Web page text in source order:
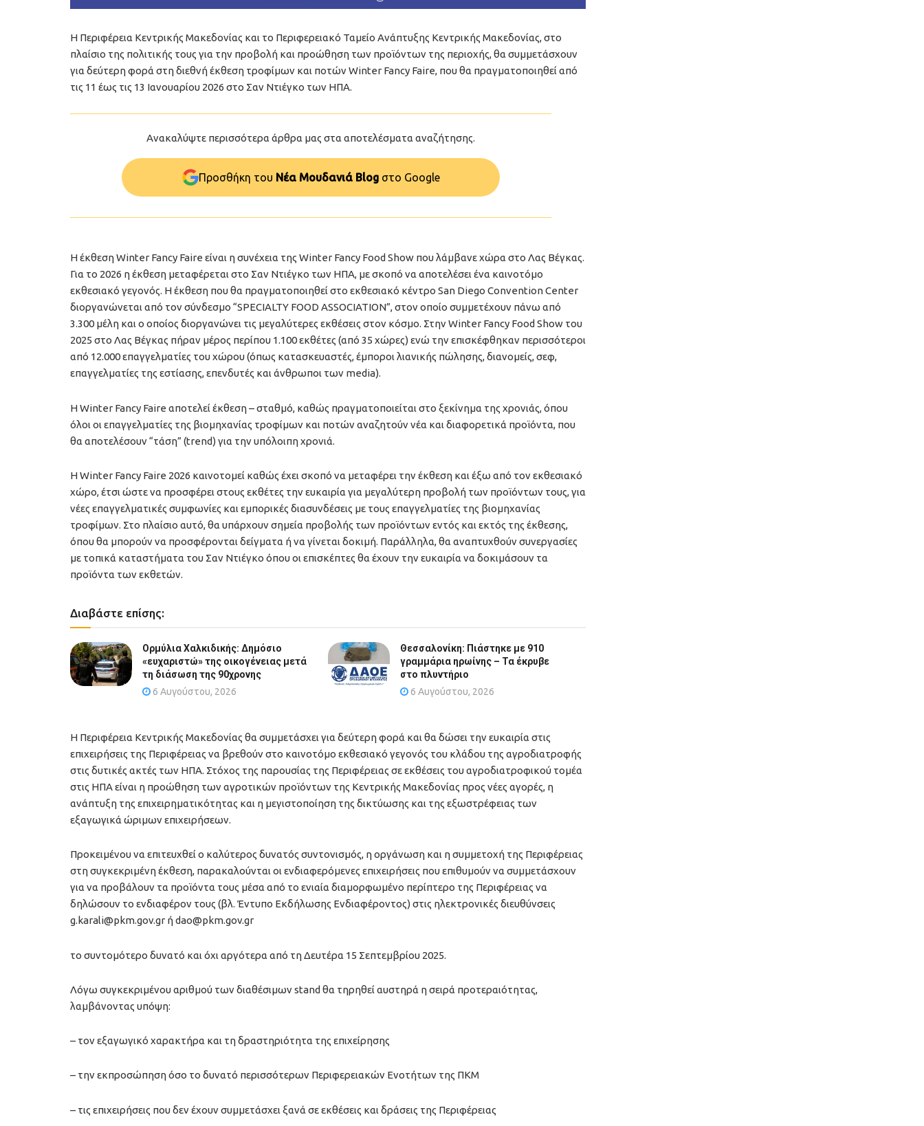
Η Περιφέρεια Κεντρικής Μακεδονίας και το Περιφερειακό Ταμείο Ανάπτυξης Κεντρικής Μακεδονίας, στο
πλαίσιο της πολιτικής τους για την προβολή και προώθηση των προϊόντων της περιοχής, θα συμμετάσχουν
για δεύτερη φορά στη διεθνή έκθεση τροφίμων και ποτών Winter Fancy Faire, που θα πραγματοποιηθεί από
τις 11 έως τις 13 Ιανουαρίου 2026 στο Σαν Ντιέγκο των ΗΠΑ.
Ανακαλύψτε περισσότερα άρθρα μας στα αποτελέσματα αναζήτησης.
Προσθήκη του Νέα Μουδανιά Blogστo Google
Η έκθεση Winter Fancy Faire είναι η συνέχεια της Winter Fancy Food Show που λάμβανε χώρα στο Λας Βέγκας.
Για το 2026 η έκθεση μεταφέρεται στο Σαν Ντιέγκο των ΗΠΑ, με σκοπό να αποτελέσει ένα καινοτόμο
εκθεσιακό γεγονός. Η έκθεση που θα πραγματοποιηθεί στο εκθεσιακό κέντρο San Diego Convention Center
διοργανώνεται από τον σύνδεσμο “SPECIALTY FOOD ASSOCIATION”, στον οποίο συμμετέχουν πάνω από
3.300 μέλη και ο οποίος διοργανώνει τις μεγαλύτερες εκθέσεις στον κόσμο. Στην Winter Fancy Food Show του
2025 στο Λας Βέγκας πήραν μέρος περίπου 1.100 εκθέτες (από 35 χώρες) ενώ την επισκέφθηκαν περισσότεροι
από 12.000 επαγγελματίες του χώρου (όπως κατασκευαστές, έμποροι λιανικής πώλησης, διανομείς, σεφ,
επαγγελματίες της εστίασης, επενδυτές και άνθρωποι των media).
Η Winter Fancy Faire αποτελεί έκθεση – σταθμό, καθώς πραγματοποιείται στο ξεκίνημα της χρονιάς, όπου
όλοι οι επαγγελματίες της βιομηχανίας τροφίμων και ποτών αναζητούν νέα και διαφορετικά προϊόντα, που
θα αποτελέσουν “τάση” (trend) για την υπόλοιπη χρονιά.
Η Winter Fancy Faire 2026 καινοτομεί καθώς έχει σκοπό να μεταφέρει την έκθεση και έξω από τον εκθεσιακό
χώρο, έτσι ώστε να προσφέρει στους εκθέτες την ευκαιρία για μεγαλύτερη προβολή των προϊόντων τους, για
νέες επαγγελματικές συμφωνίες και εμπορικές διασυνδέσεις με τους επαγγελματίες της βιομηχανίας
τροφίμων. Στο πλαίσιο αυτό, θα υπάρχουν σημεία προβολής των προϊόντων εντός και εκτός της έκθεσης,
όπου θα μπορούν να προσφέρονται δείγματα ή να γίνεται δοκιμή. Παράλληλα, θα αναπτυχθούν συνεργασίες
με τοπικά καταστήματα του Σαν Ντιέγκο όπου οι επισκέπτες θα έχουν την ευκαιρία να δοκιμάσουν τα
προϊόντα των εκθετών.
Διαβάστε επίσης:
Ορμύλια Χαλκιδικής: Δημόσιο
«ευχαριστώ» της οικογένειας μετά
τη διάσωση της 90χρονης
6 Αυγούστου, 2026
Θεσσαλονίκη: Πιάστηκε με 910
γραμμάρια ηρωίνης – Τα έκρυβε
στο πλυντήριο
6 Αυγούστου, 2026
Η Περιφέρεια Κεντρικής Μακεδονίας θα συμμετάσχει για δεύτερη φορά και θα δώσει την ευκαιρία στις
επιχειρήσεις της Περιφέρειας να βρεθούν στο καινοτόμο εκθεσιακό γεγονός του κλάδου της αγροδιατροφής
στις δυτικές ακτές των ΗΠΑ. Στόχος της παρουσίας της Περιφέρειας σε εκθέσεις του αγροδιατροφικού τομέα
στις ΗΠΑ είναι η προώθηση των αγροτικών προϊόντων της Κεντρικής Μακεδονίας προς νέες αγορές, η
ανάπτυξη της επιχειρηματικότητας και η μεγιστοποίηση της δικτύωσης και της εξωστρέφειας των
εξαγωγικά ώριμων επιχειρήσεων.
Προκειμένου να επιτευχθεί ο καλύτερος δυνατός συντονισμός, η οργάνωση και η συμμετοχή της Περιφέρειας
στη συγκεκριμένη έκθεση, παρακαλούνται οι ενδιαφερόμενες επιχειρήσεις που επιθυμούν να συμμετάσχουν
για να προβάλουν τα προϊόντα τους μέσα από το ενιαία διαμορφωμένο περίπτερο της Περιφέρειας να
δηλώσουν το ενδιαφέρον τους (βλ. Έντυπο Εκδήλωσης Ενδιαφέροντος) στις ηλεκτρονικές διευθύνσεις
g.karali@pkm.gov.gr ήdao@pkm.gov.gr
το συντομότερο δυνατό και όχι αργότερα από τη Δευτέρα 15 Σεπτεμβρίου 2025.
Λόγω συγκεκριμένου αριθμού των διαθέσιμων stand θα τηρηθεί αυστηρά η σειρά προτεραιότητας,
λαμβάνοντας υπόψη:
– τον εξαγωγικό χαρακτήρα και τη δραστηριότητα της επιχείρησης
– την εκπροσώπηση όσο το δυνατό περισσότερων Περιφερειακών Ενοτήτων της ΠΚΜ
– τις επιχειρήσεις που δεν έχουν συμμετάσχει ξανά σε εκθέσεις και δράσεις της Περιφέρειας